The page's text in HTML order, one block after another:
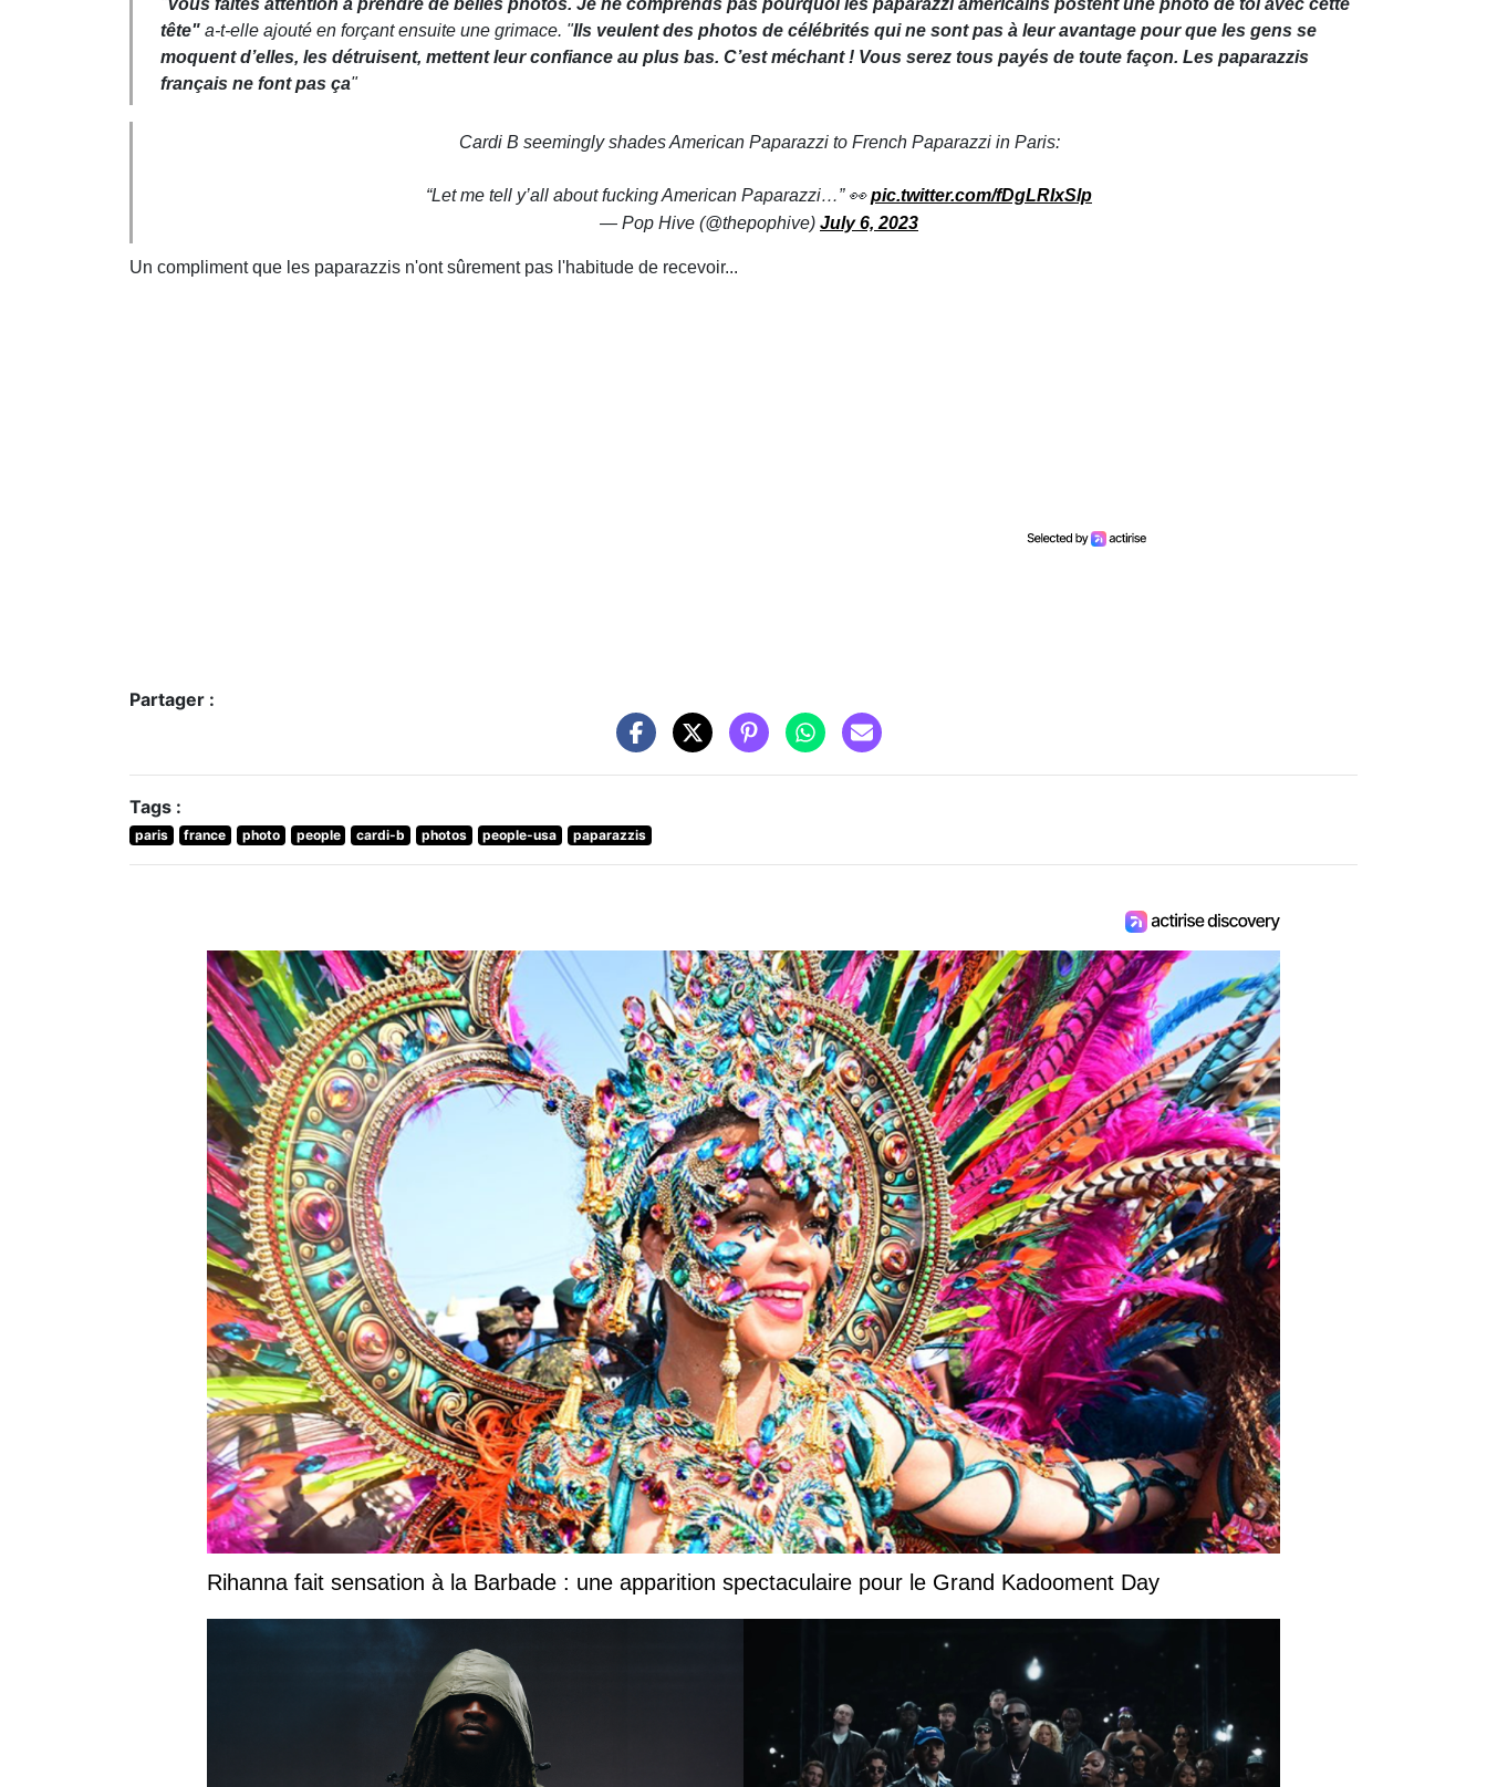
"Vous faites attention à prendre de belles photos. Je ne comprends pas pourquoi les paparazzi américains postent une photo de toi avec cette
tête" a-t-elle ajouté en forçant ensuite une grimace. "Ils veulent des photos de célébrités qui ne sont pas à leur avantage pour que les gens se
moquent d’elles, les détruisent, mettent leur confiance au plus bas. C’est méchant ! Vous serez tous payés de toute façon. Les paparazzis
français ne font pas ça"
Cardi B seemingly shades American Paparazzi to French Paparazzi in Paris:
“Let me tell y’all about fucking American Paparazzi…” 👀pic.twitter.com/fDgLRIxSlp
— Pop Hive (@thepophive) July 6, 2023
Un compliment que les paparazzis n'ont sûrement pas l'habitude de recevoir...
Partager :
Tags :
paris france photo people cardi-b photos people-usa paparazzis
Rihanna fait sensation à la Barbade : une apparition spectaculaire pour le Grand Kadooment Day